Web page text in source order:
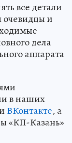
все детали
и
дела
аппарата
в наших
ВКонтакте, а
«КП-Казань»